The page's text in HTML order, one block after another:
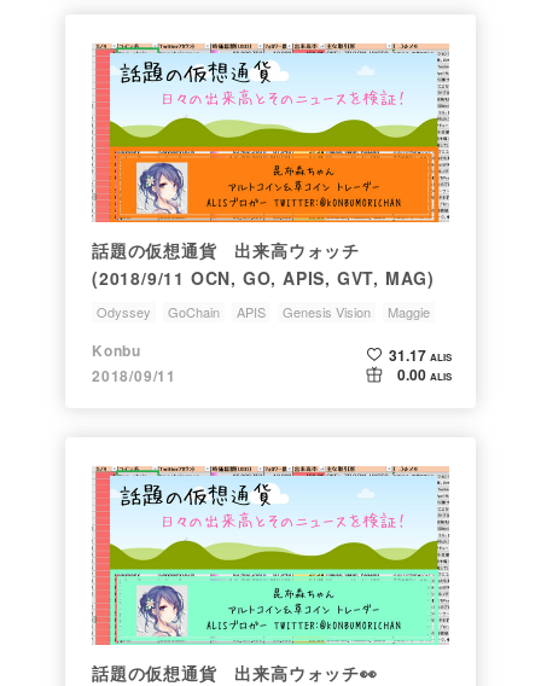
話題の仮想通貨 出来高ウォッチ
(2018/9/11 OCN, GO, APIS, GVT, MAG)
Odyssey GoChain APIS Genesis Vision Maggie
Konbu
2018/09/11
31.17 ALIS
0.00 ALIS
話題の仮想通貨 出来高ウォッチ👀